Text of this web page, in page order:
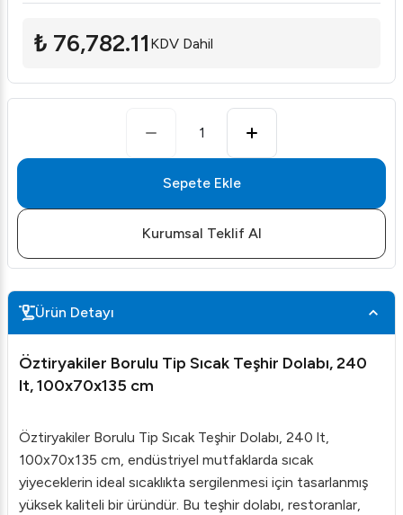
₺ 76,782.11 KDV Dahil
1
Sepete Ekle
Kurumsal Teklif Al
Ürün Detayı
Öztiryakiler Borulu Tip Sıcak Teşhir Dolabı, 240
lt, 100x70x135 cm
Öztiryakiler Borulu Tip Sıcak Teşhir Dolabı, 240 lt,
100x70x135 cm, endüstriyel mutfaklarda sıcak
yiyeceklerin ideal sıcaklıkta sergilenmesi için tasarlanmış
yüksek kaliteli bir üründür. Bu teşhir dolabı, restoranlar,